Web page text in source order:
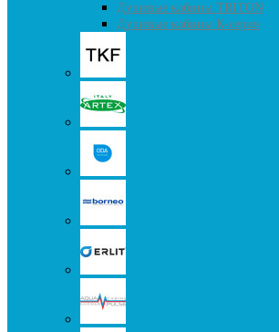
Душевые кабины TRITON
Душевые кабины К-серия